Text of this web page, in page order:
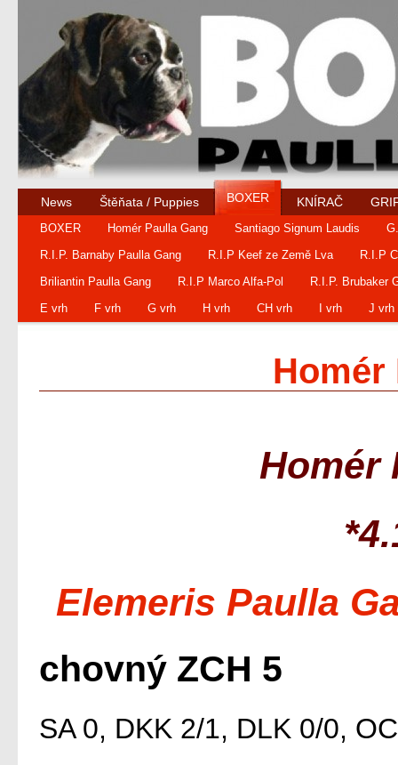
News Štěňata / Puppies BOXER KNÍRAČ
BOXER Homér Paulla Gang Santiago Signum Laudis
R.I.P. Barnaby Paulla Gang
R.I.P Keef ze Země Lva
R.I.P
Briliantin Paulla Gang
R.I.P Marco Alfa-Pol
R.I.P. Brubaker
E vrh
F vrh G vrh H vrh CH vrh I vrh J vrh
Homér
Homér
Elemeris Paulla
chovný ZCH 5
SA 0, DKK 2/1, DLK 0/0,